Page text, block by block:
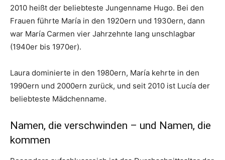
2010 heißt der beliebteste Jungenname Hugo. Bei den
Frauen führte María in den 1920ern und 1930ern, dann
war María Carmen vier Jahrzehnte lang unschlagbar
(1940er bis 1970er).
Laura dominierte in den 1980ern, María kehrte in den
1990ern und 2000ern zurück, und seit 2010 ist Lucía der
beliebteste Mädchenname.
Namen, die verschwinden – und Namen, die
kommen